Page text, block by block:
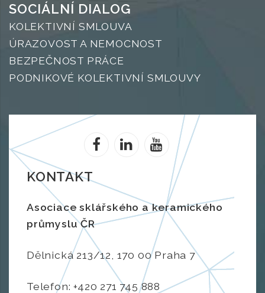
SOCIÁLNÍ DIALOG
KOLEKTIVNÍ SMLOUVA
ÚRAZOVOST A NEMOCNOST
BEZPEČNOST PRÁCE
PODNIKOVÉ KOLEKTIVNÍ SMLOUVY
KONTAKT
Asociace sklářského a keramického
průmyslu ČR
Dělnická 213/12, 170 00 Praha 7
Telefon: +420 271 745 888